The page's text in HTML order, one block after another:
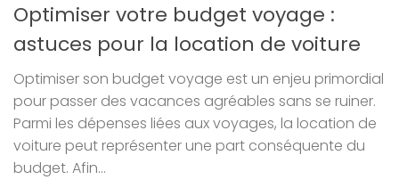
Optimiser votre budget voyage :
astuces pour la location de voiture
Optimiser son budget voyage est un enjeu primordial
pour passer des vacances agréables sans se ruiner.
Parmi les dépenses liées aux voyages, la location de
voiture peut représenter une part conséquente du
budget. Afin...